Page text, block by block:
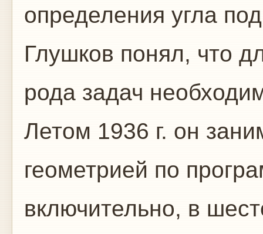
определения угла
Глушков понял, что
рода задач
Летом 1936 г. он
геометрией по
включительно, в